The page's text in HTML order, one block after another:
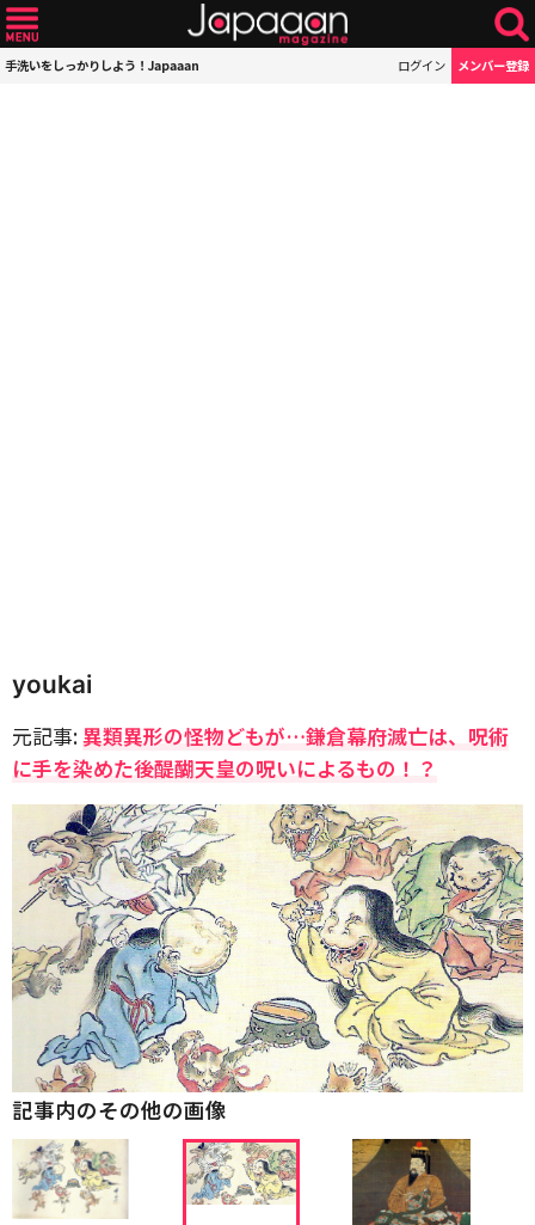
手洗いをしっかりしよう！Japaaan ログイン メンバー登録
youkai
元記事:異類異形の怪物どもが…鎌倉幕府滅亡は、呪術
に手を染めた後醍醐天皇の呪いによるもの！？
記事内のその他の画像